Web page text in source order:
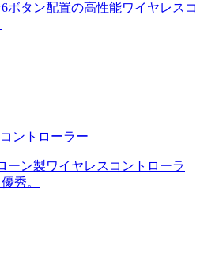
ボタン配置の高性能ワイヤレスコ
ントローラー
ーン製ワイヤレスコントローラ
秀。